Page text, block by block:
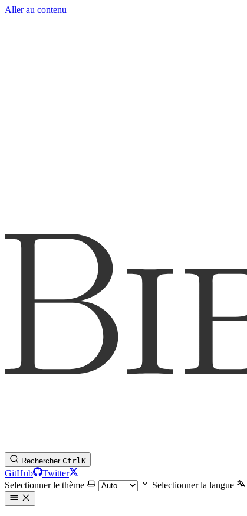
Aller au contenu
Rechercher CtrlK
GitHub
Twitter
Selectionner le thème
Selectionner la langue